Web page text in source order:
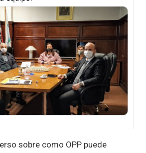
sobre como OPP puede